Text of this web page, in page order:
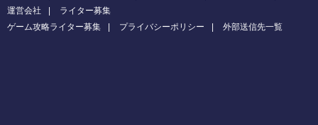
運営会社
ライター募集
ゲーム攻略ライター募集
プライバシーポリシー 外部送信先一覧